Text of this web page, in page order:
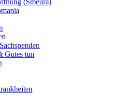
Gutes tun